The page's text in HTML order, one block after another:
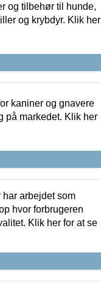
og tilbehør til hunde,
og krybdyr. Klik her
kaniner og gnavere
på markedet. Klik her
har arbejdet som
hvor forbrugeren
Klik her for at se